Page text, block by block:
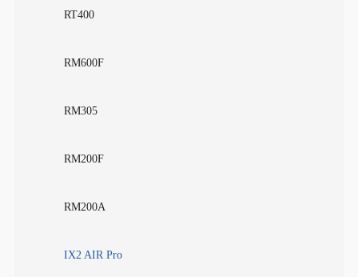
RT400
RM600F
RM305
RM200F
RM200A
IX2 AIR Pro